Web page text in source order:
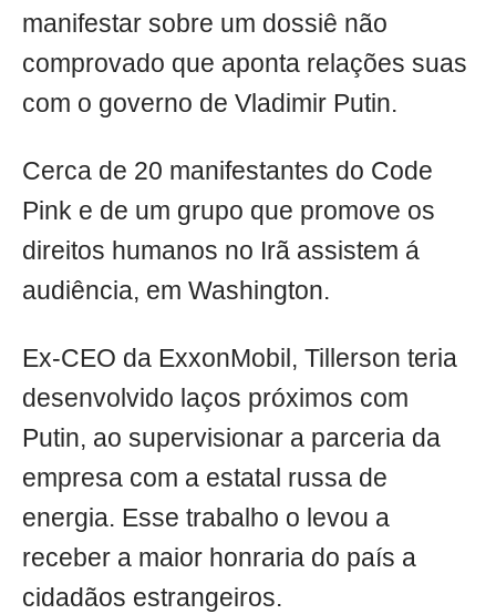
manifestar sobre um dossiê não
comprovado que aponta relações suas
com o governo de Vladimir Putin.
Cerca de 20 manifestantes do Code
Pink e de um grupo que promove os
direitos humanos no Irã assistem á
audiência, em Washington.
Ex-CEO da ExxonMobil, Tillerson teria
desenvolvido laços próximos com
Putin, ao supervisionar a parceria da
empresa com a estatal russa de
energia. Esse trabalho o levou a
receber a maior honraria do país a
cidadãos estrangeiros.